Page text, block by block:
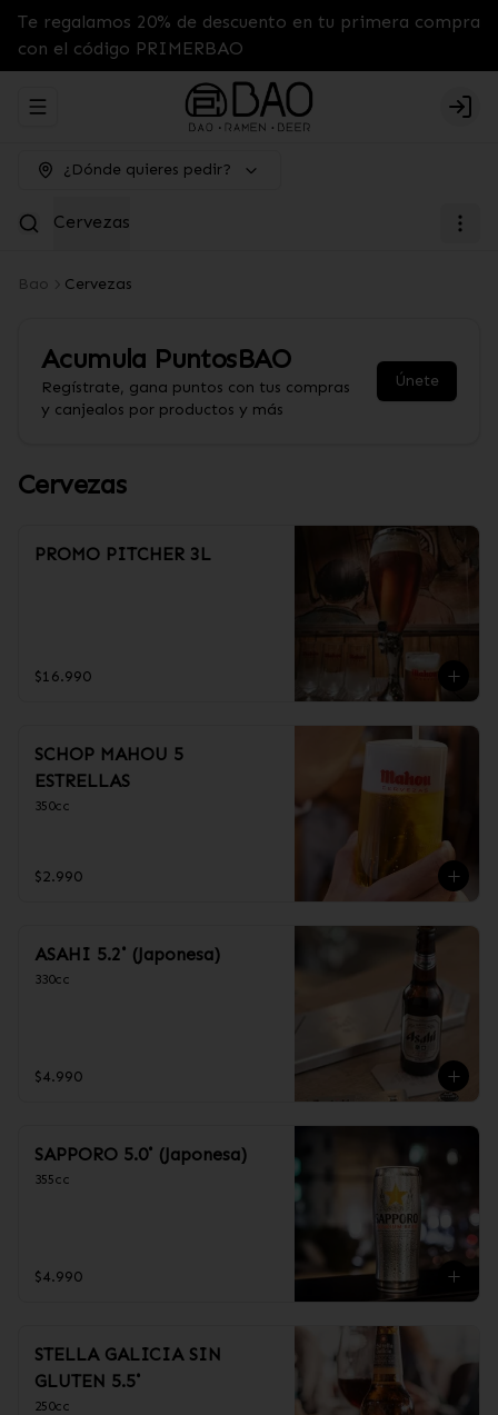
Te regalamos 20% de descuento en tu primera compra
con el código PRIMERBAO
Abrir menu de navegación
¿Dónde quieres pedir?
Cervezas
Bao Cervezas
Acumula PuntosBAO
Regístrate, gana puntos con tus compras
y canjealos por productos y más
Únete
Cervezas
PROMO PITCHER 3L
$16.990
SCHOP MAHOU 5
ESTRELLAS
350cc
$2.990
ASAHI 5.2˚ (Japonesa)
330cc
$4.990
SAPPORO 5.0˚ (Japonesa)
355cc
$4.990
STELLA GALICIA SIN
GLUTEN 5.5˚
250cc